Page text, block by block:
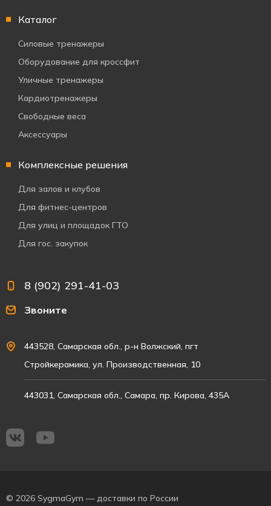
Каталог
Силовые тренажеры
Оборудование для кроссфит
Уличные тренажеры
Кардиотренажеры
Свободные веса
Аксессуары
Комплексные решения
Для залов и клубов
Для фитнес-центров
Для улиц и площадок ГТО
Для гос. закупок
8 (902) 291-41-03
Звоните
443528, Самарская обл., р-н Волжский, пгт
Стройкерамика, ул. Производственная, 10
443031, Самарская обл., Самара, пр. Кирова, 435А
© 2026 SygmaGym — доставки по России